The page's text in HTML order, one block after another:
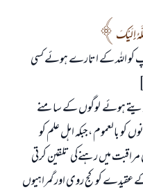
إِلَيْكَ
کو اللہ کے اتارے ہوئے کسی
دیتے ہوئے لوگوں کے سامنے
بالعموم ،جبکہ اہل علم کو
میں رہنےکی تلقین کرتی
عقیدے کو کج روی اور گمراہیوں